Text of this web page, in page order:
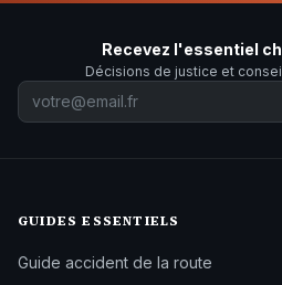
Recevez l'essentiel
Décisions de justice et
GUIDES ESSENTIELS
Guide accident de la route